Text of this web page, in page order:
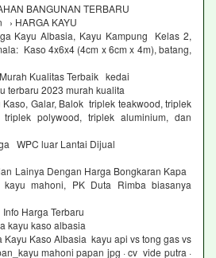
BANGUNAN TERBARU
HARGA KAYU
Kayu Albasia, Kayu Kampung Kelas 2,
Kaso 4x6x4 (4cm x 6cm x 4m), batang,
Kualitas Terbaik kedai
2023 murah kualita
Galar, Balok triplek teakwood, triplek
polywood, triplek aluminium, dan
WPC luar Lantai Dijual
Lainya Dengan Harga Bongkaran Kapa
kayu mahoni, PK Duta Rimba biasanya
Harga Terbaru
kayu kaso albasia
Kayu Kaso Albasia kayu api vs tong gas vs
mahoni papan jpg · cv vide putra ·